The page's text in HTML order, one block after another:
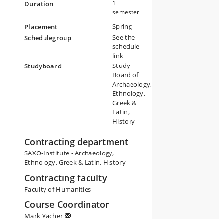
Duration
1
semester
Placement
Spring
Schedulegroup
See the
schedule
link
Studyboard
Study
Board of
Archaeology,
Ethnology,
Greek &
Latin,
History
Contracting department
SAXO-Institute - Archaeology,
Ethnology, Greek & Latin, History
Contracting faculty
Faculty of Humanities
Course Coordinator
Mark Vacher